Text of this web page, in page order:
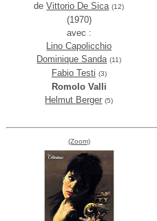
deVittorio De Sica (12)
(1970)
avec :
Lino Capolicchio
Dominique Sanda (11)
Fabio Testi (3)
Romolo Valli
Helmut Berger (5)
(Zoom)